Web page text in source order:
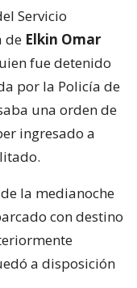
Servicio
de Elkin Omar
fue detenido
por la Policía de
una orden de
ingresado a
la medianoche
con destino
a disposición